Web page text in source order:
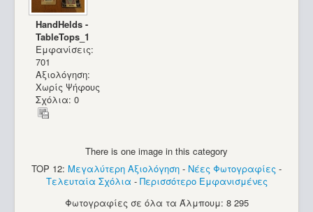
HandHelds -
TableTops_1
Εμφανίσεις:
701
Αξιολόγηση:
Χωρίς Ψήφους
Σχόλια: 0
There is one image in this category
TOP 12: Μεγαλύτερη Αξιολόγηση - Νέες Φωτογραφίες -
Τελευταία Σχόλια - Περισσότερο Εμφανισμένες
Φωτογραφίες σε όλα τα Άλμπουμ: 8 295